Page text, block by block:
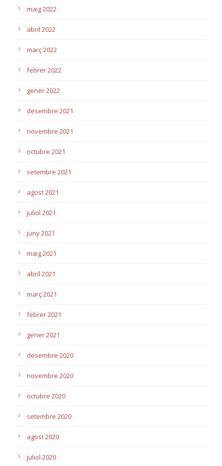
maig 2022
abril 2022
març 2022
febrer 2022
gener 2022
desembre 2021
novembre 2021
octubre 2021
setembre 2021
agost 2021
juliol 2021
juny 2021
maig 2021
abril 2021
març 2021
febrer 2021
gener 2021
desembre 2020
novembre 2020
octubre 2020
setembre 2020
agost 2020
juliol 2020